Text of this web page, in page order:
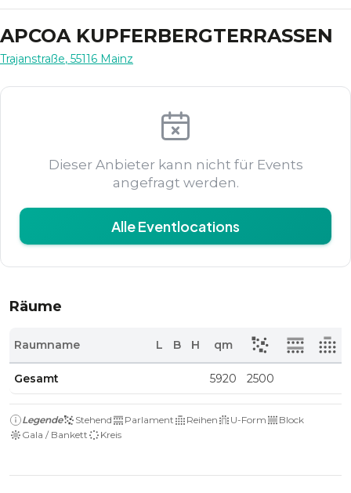
APCOA KUPFERBERGTERRASSEN
Trajanstraße, 55116 Mainz
Dieser Anbieter kann nicht für Events
angefragt werden.
Alle Eventlocations
Räume
Raumname L B H qm
Gesamt 5920 2500
Legende Stehend Parlament Reihen U-Form
Block
Gala / Bankett
Kreis